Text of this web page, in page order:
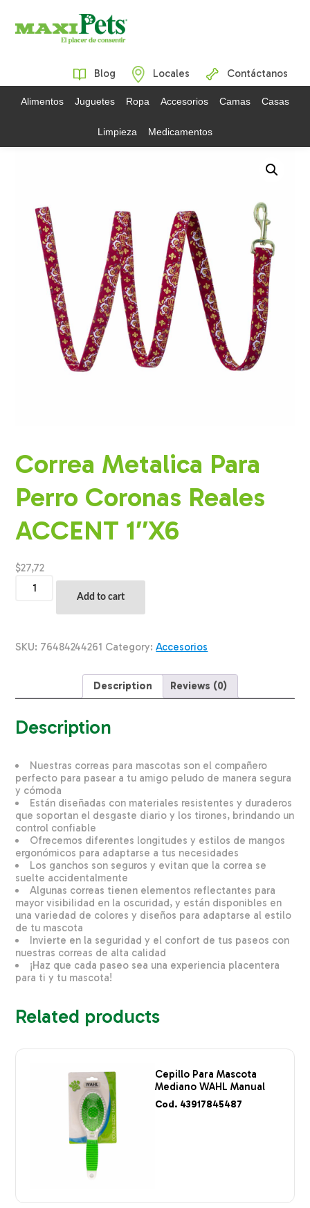
Blog Locales Contáctanos
Alimentos Juguetes Ropa Accesorios Camas Casas
Limpieza Medicamentos
Correa Metalica Para
Perro Coronas Reales
ACCENT 1″X6
$27,72
Metalica
Reales
Add to cart
SKU: 76484244261 Category:Accesorios
Description Reviews (0)
Description
Nuestras correas para mascotas son el compañero
perfecto para pasear a tu amigo peludo de manera segura
y cómoda
Están diseñadas con materiales resistentes y duraderos
que soportan el desgaste diario y los tirones, brindando un
control confiable
Ofrecemos diferentes longitudes y estilos de mangos
ergonómicos para adaptarse a tus necesidades
Los ganchos son seguros y evitan que la correa se
suelte accidentalmente
Algunas correas tienen elementos reflectantes para
mayor visibilidad en la oscuridad, y están disponibles en
una variedad de colores y diseños para adaptarse al estilo
de tu mascota
Invierte en la seguridad y el confort de tus paseos con
nuestras correas de alta calidad
¡Haz que cada paseo sea una experiencia placentera
para ti y tu mascota!
Related products
Cepillo Para Mascota
Mediano WAHL Manual
Cod. 43917845487